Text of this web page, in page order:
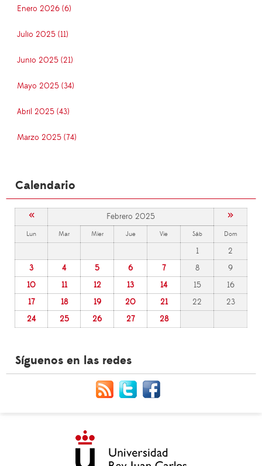
Enero 2026 (6)
Julio 2025 (11)
Junio 2025 (21)
Mayo 2025 (34)
Abril 2025 (43)
Marzo 2025 (74)
Calendario
« Febrero 2025 »
Lun Mar Mier Jue Vie Sáb Dom
1
2
3
4 5 6 7 8
9
10
11 12 13 14 15
16
17
18 19 20 21 22
23
24
25 26 27 28
Síguenos en las redes